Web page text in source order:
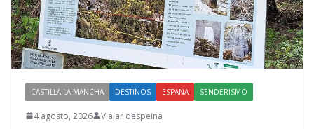
CASTILLA LA MANCHA DESTINOS ESPAÑA SENDERISMO
4 agosto, 2026 Viajar despeina